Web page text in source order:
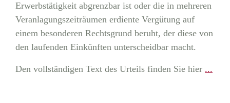
Erwerbstätigkeit abgrenzbar ist oder die in mehreren
Veranlagungszeiträumen erdiente Vergütung auf
einem besonderen Rechtsgrund beruht, der diese von
den laufenden Einkünften unterscheidbar macht.
Den vollständigen Text des Urteils finden Sie hier ...